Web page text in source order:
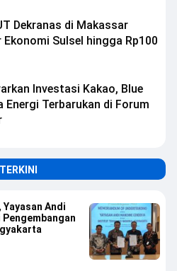
Dekranas di Makassar
Sulsel hingga Rp100
Investasi Kakao, Blue
Energi Terbarukan di Forum
TERKINI
Andi
Pengembangan